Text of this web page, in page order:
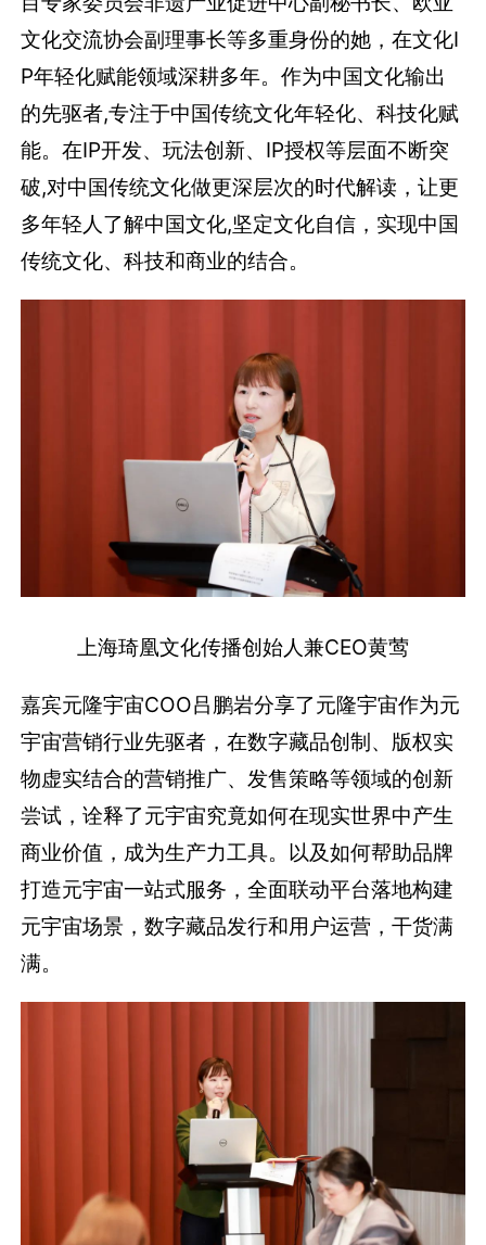
文化交流协会副理事长等多重身份的她，在文化I
P年轻化赋能领域深耕多年。作为中国文化输出
的先驱者,专注于中国传统文化年轻化、科技化赋
能。在IP开发、玩法创新、IP授权等层面不断突
破,对中国传统文化做更深层次的时代解读，让更
多年轻人了解中国文化,坚定文化自信，实现中国
传统文化、科技和商业的结合。
上海琦凰文化传播创始人兼CEO黄莺
嘉宾元隆宇宙COO吕鹏岩分享了元隆宇宙作为元
宇宙营销行业先驱者，在数字藏品创制、版权实
物虚实结合的营销推广、发售策略等领域的创新
尝试，诠释了元宇宙究竟如何在现实世界中产生
商业价值，成为生产力工具。以及如何帮助品牌
打造元宇宙一站式服务，全面联动平台落地构建
元宇宙场景，数字藏品发行和用户运营，干货满
满。